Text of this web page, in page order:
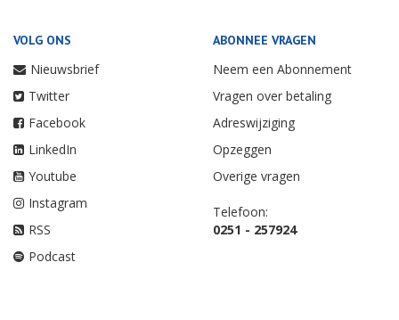
VOLG ONS
Nieuwsbrief
Twitter
Facebook
LinkedIn
Youtube
Instagram
RSS
Podcast
ABONNEE VRAGEN
Neem een Abonnement
Vragen over betaling
Adreswijziging
Opzeggen
Overige vragen
Telefoon:
0251 - 257924